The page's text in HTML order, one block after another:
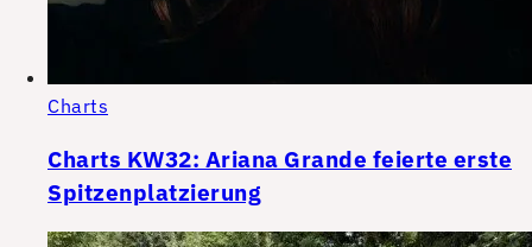
Charts
Charts KW32: Ariana Grande feierte erste
Spitzenplatzierung